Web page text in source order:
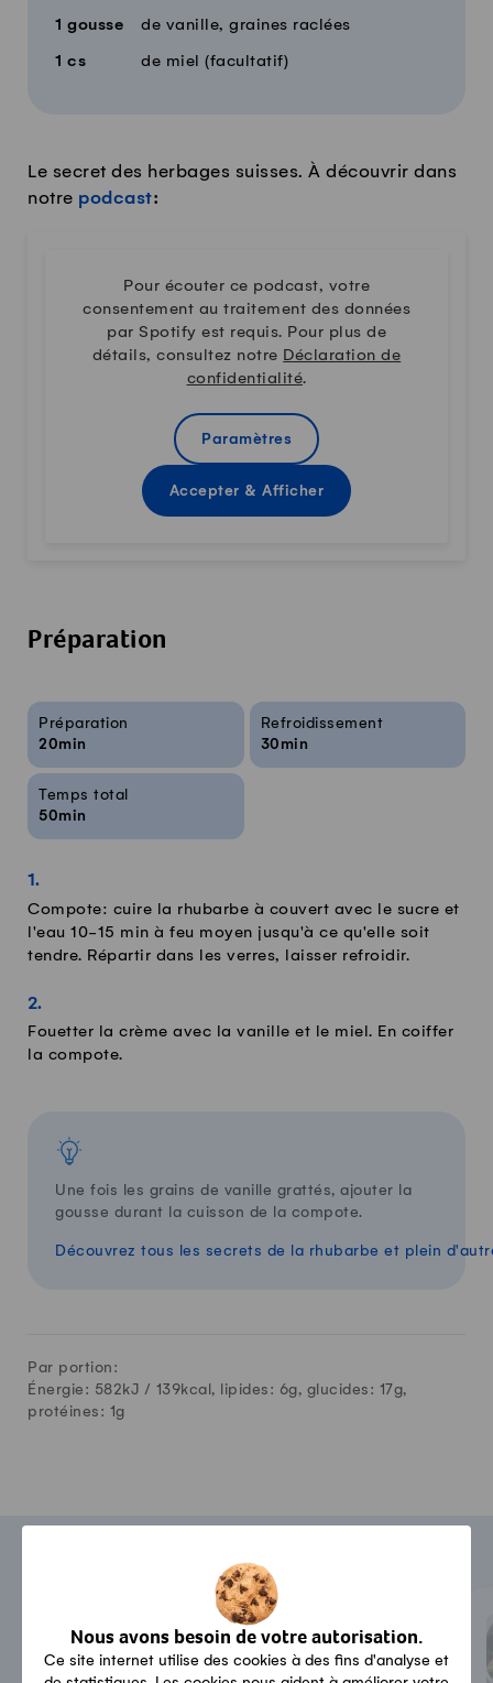
Nous avons besoin de votre autorisation.
Ce site internet utilise des cookies à des fins d'analyse et
1 gousse de vanille, graines raclées
1 cs de miel (facultatif)
Le secret des herbages suisses. À découvrir dans
notre podcast:
Pour écouter ce podcast, votre
consentement au traitement des données
par Spotify est requis. Pour plus de
détails, consultez notre Déclaration de
confidentialité.
Paramètres
Accepter & Afficher
Préparation
Infos sur la recette
Préparation
20min
Refroidissement
30min
Temps total
50min
Compote: cuire la rhubarbe à couvert avec le sucre et
l'eau 10-15 min à feu moyen jusqu'à ce qu'elle soit
tendre. Répartir dans les verres, laisser refroidir.
Fouetter la crème avec la vanille et le miel. En coiffer
la compote.
Une fois les grains de vanille grattés, ajouter la
gousse durant la cuisson de la compote.
Découvrez tous les secrets de la rhubarbe et plein
Par portion:
Énergie: 582kJ / 139kcal, lipides: 6g, glucides: 17g,
protéines: 1g
Bon à savoir
La rhubarbe se mange-t-elle
crue?